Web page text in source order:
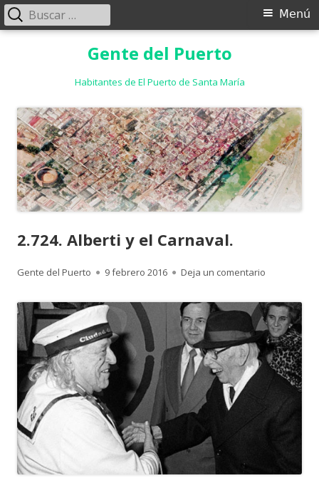
Gente del Puerto
Habitantes de El Puerto de Santa María
Menú
Menú
Buscar:
2.724. Alberti y el Carnaval.
Autor
Gente del Puerto
Publicado
9 febrero 2016 Deja un comentario